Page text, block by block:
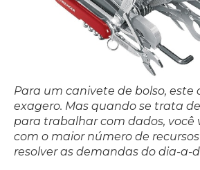
Para um canivete de bolso, este
exagero. Mas quando se trata
para trabalhar com dados, você
com o maior número de
resolver as demandas do dia-a-